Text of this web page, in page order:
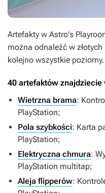
Artefakty w Astro's
można odnaleźć w
kolejno wszystkie poziomy.
40 artefaktów znajdziecie
Wietrzna brama:
PlayStation;
Pola szybkości: Karta
PlayStation;
Elektryczna chmura:
PlayStation multitap;
Aleja flipperów: